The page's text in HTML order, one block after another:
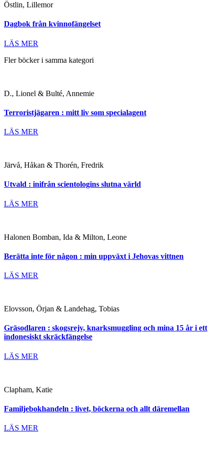
Östlin, Lillemor
Dagbok från kvinnofängelset
LÄS MER
Fler böcker i samma kategori
D., Lionel & Bulté, Annemie
Terroristjägaren : mitt liv som specialagent
LÄS MER
Järvå, Håkan & Thorén, Fredrik
Utvald : inifrån scientologins slutna värld
LÄS MER
Halonen Bomban, Ida & Milton, Leone
Berätta inte för någon : min uppväxt i Jehovas vittnen
LÄS MER
Elovsson, Örjan & Landehag, Tobias
Gräsodlaren : skogsrejv, knarksmuggling och mina 15 år i ett
indonesiskt skräckfängelse
LÄS MER
Clapham, Katie
Familjebokhandeln : livet, böckerna och allt däremellan
LÄS MER